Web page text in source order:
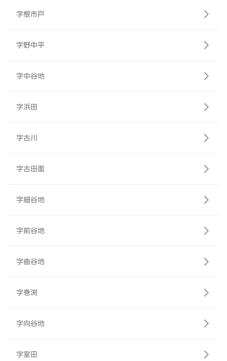
字根市戸
字野中平
字中谷地
字浜田
字古川
字古田面
字細谷地
字前谷地
字曲谷地
字巻渕
字向谷地
字室田